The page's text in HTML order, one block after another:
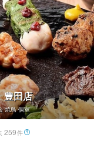
田店
焼鳥 個室
259件